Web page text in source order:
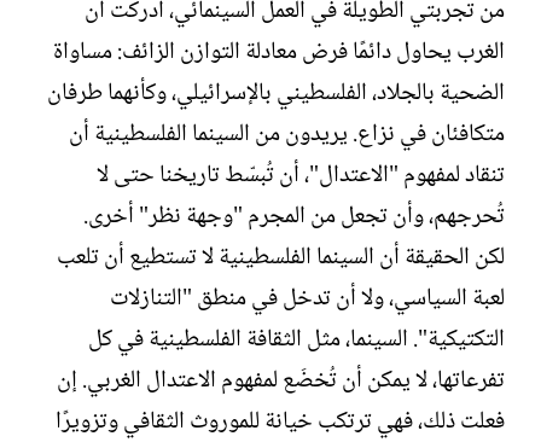
من تجربتي الطويلة في العمل السينمائي، أدركت أن
الغرب يحاول دائمًا فرض معادلة التوازن الزائف: مساواة
الضحية بالجلاد، الفلسطيني بالإسرائيلي، وكأنهما طرفان
متكافئان في نزاع. يريدون من السينما الفلسطينية أن
تنقاد لمفهوم "الاعتدال"، أن تُبسّط تاريخنا حتى لا
تُحرجهم، وأن تجعل من المجرم "وجهة نظر" أخرى.
لكن الحقيقة أن السينما الفلسطينية لا تستطيع أن تلعب
لعبة السياسي، ولا أن تدخل في منطق "التنازلات
التكتيكية". السينما، مثل الثقافة الفلسطينية في كل
تفرعاتها، لا يمكن أن تُخضَع لمفهوم الاعتدال الغربي. إن
فعلت ذلك، فهي ترتكب خيانة للموروث الثقافي وتزويرًا